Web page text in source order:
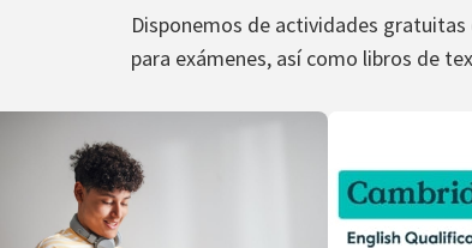
Disponemos de actividades
para exámenes, así como libros de